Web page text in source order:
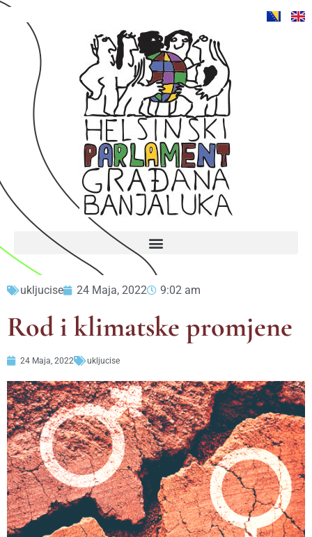
ukljucise 24 Maja, 2022 9:02 am
Rod i klimatske promjene
24 Maja, 2022 ukljucise